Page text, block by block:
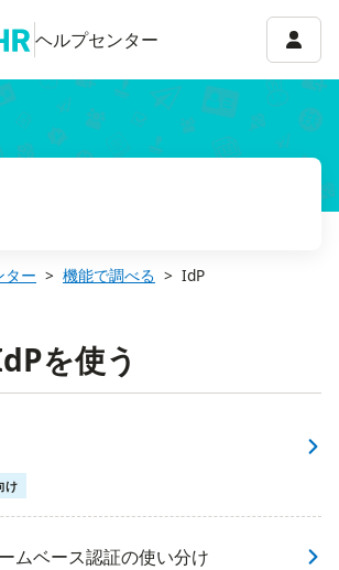
ヘルプセンター アカ
ター 機能で調べる IdP
を使う
け
ムベース認証の使い分け